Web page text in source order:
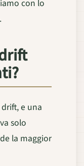
con lo
e una
solo
la maggior